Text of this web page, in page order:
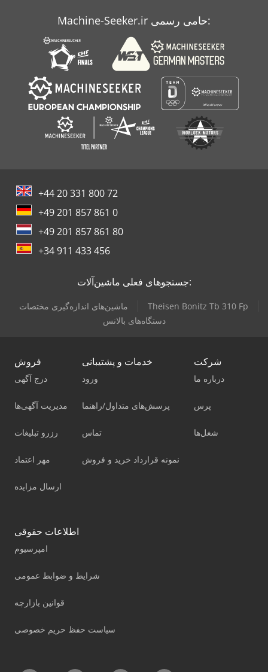
Machine-Seeker.ir حامی رسمی:
+44 20 331 800 72
+49 201 857 861 0
+49 201 857 861 80
+34 911 433 456
جستجوهای فعلی ماشین‌آلات:
ماشین‌های اندازه‌گیری مختصات
Theisen Bonitz Tb 310 Fp
دستگاه‌های بالانس
فروش
درج آگهی
مدیریت آگهی‌ها
رزرو تبلیغات
مهر اعتماد
ارسال مزایده
خدمات و پشتیبانی
ورود
پرسش‌های متداول/راهنما
تماس
نمونه قرارداد خرید و فروش
شرکت
درباره ما
پرس
شغل‌ها
اطلاعات حقوقی
امپرسیوم
شرایط و ضوابط عمومی
قوانین بازارچه
سیاست حفظ حریم خصوصی